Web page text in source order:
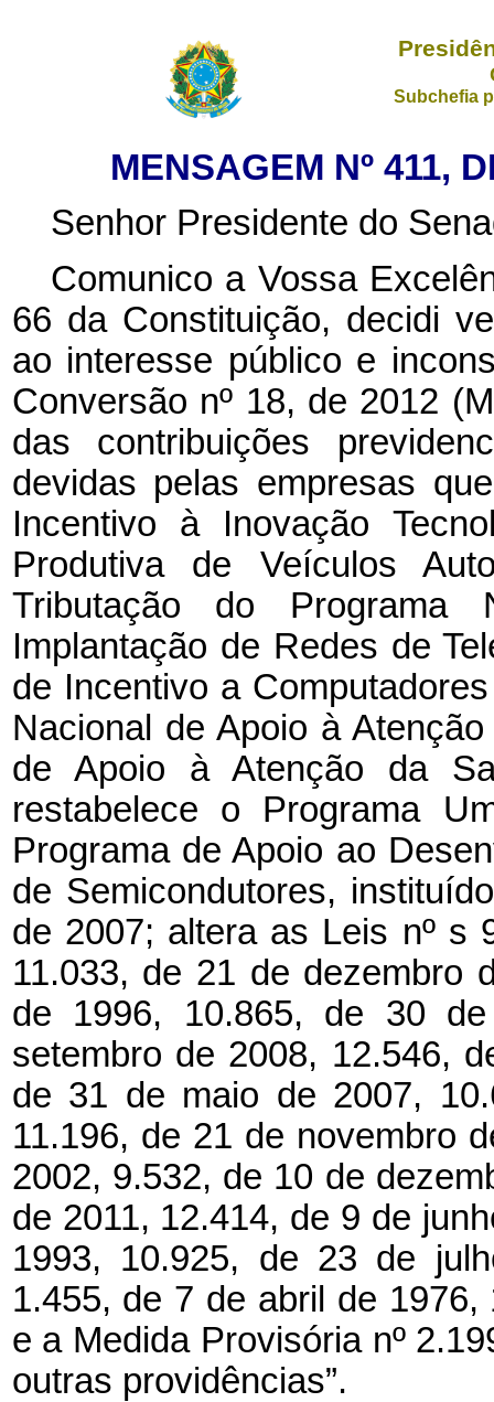
Subchefia
MENSAGEM Nº 411,
Senhor Presidente do
Comunico a Vossa
66 da Constituição, decidi
ao interesse público e
Conversão nº 18, de 2012
das contribuições
devidas pelas empresas
Incentivo à Inovação
Produtiva de Veículos
Tributação do Programa
Implantação de Redes de
de Incentivo a
Nacional de Apoio à
de Apoio à Atenção da
restabelece o Programa
Programa de Apoio ao
de Semicondutores,
de 2007; altera as Leis nº s
11.033, de 21 de dezembro
de 1996, 10.865, de 30
setembro de 2008, 12.546,
de 31 de maio de 2007,
11.196, de 21 de novembro
2002, 9.532, de 10 de
de 2011, 12.414, de 9 de
1993, 10.925, de 23 de
1.455, de 7 de abril de
e a Medida Provisória nº
outras providências”.